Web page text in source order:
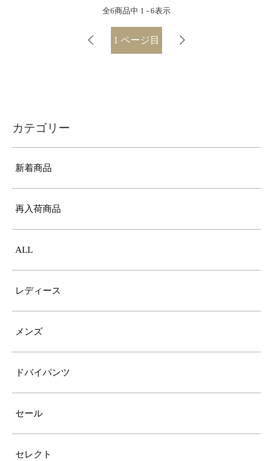
全6商品中 1 - 6表示
1 ページ目
カテゴリー
新着商品
再入荷商品
ALL
レディース
メンズ
ドバイパンツ
セール
セレクト